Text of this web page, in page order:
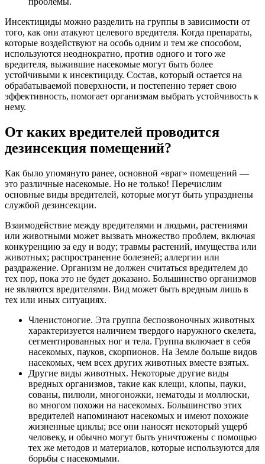
Инсектициды можно разделить на группы в зависимости от
того, как они атакуют целевого вредителя. Когда препараты,
которые воздействуют на особь одним и тем же способом,
используются неоднократно, против одного и того же
вредителя, выжившие насекомые могут быть более
устойчивыми к инсектициду. Состав, который остается на
обрабатываемой поверхности, и постепенно теряет свою
эффективность, помогает организмам выбрать устойчивость к
нему.
От каких вредителей проводится
дезинсекция помещений?
Как было упомянуто ранее, основной «враг» помещений —
это различные насекомые. Но не только! Перечислим
основные виды вредителей, которые могут быть упразднены
службой дезинсекции.
Взаимодействие между вредителями и людьми, растениями
или животными может вызвать множество проблем, включая
конкуренцию за еду и воду; травмы растений, имущества или
животных; распространение болезней; аллергии или
раздражение. Организм не должен считаться вредителем до
тех пор, пока это не будет доказано. Большинство организмов
не являются вредителями. Вид может быть вредным лишь в
тех или иных ситуациях.
Членистоногие. Эта группа беспозвоночных животных
характеризуется наличием твердого наружного скелета,
сегментированных ног и тела. Группа включает в себя
насекомых, пауков, скорпионов. На Земле больше видов
насекомых, чем всех других животных вместе взятых.
Другие виды животных. Некоторые другие виды
вредных организмов, такие как клещи, клопы, пауки,
сованы, пилюли, многоножки, нематоды и моллюски,
во многом похожи на насекомых. Большинство этих
вредителей напоминают насекомых и имеют похожие
жизненные циклы; все они наносят некоторый ущерб
человеку, и обычно могут быть уничтожены с помощью
тех же методов и материалов, которые используются для
борьбы с насекомыми.